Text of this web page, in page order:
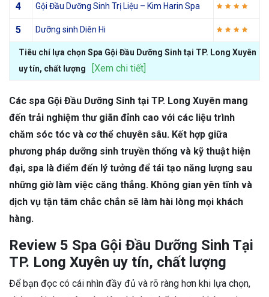
4 Gội Đầu Dưỡng Sinh Trị Liệu – Kim Harin Spa
5 Dưỡng sinh Diên Hi
Tiêu chí lựa chọn Spa Gội Đầu Dưỡng Sinh tại TP. Long Xuyên
uy tín, chất lượng
[Xem chi tiết]
Các spa Gội Đầu Dưỡng Sinh tại TP. Long Xuyên mang
đến trải nghiệm thư giãn đỉnh cao với các liệu trình
chăm sóc tóc và cơ thể chuyên sâu. Kết hợp giữa
phương pháp dưỡng sinh truyền thống và kỹ thuật hiện
đại, spa là điểm đến lý tưởng để tái tạo năng lượng sau
những giờ làm việc căng thẳng. Không gian yên tĩnh và
dịch vụ tận tâm chắc chắn sẽ làm hài lòng mọi khách
hàng.
Review 5 Spa Gội Đầu Dưỡng Sinh Tại
TP. Long Xuyên uy tín, chất lượng
Để bạn đọc có cái nhìn đầy đủ và rõ ràng hơn khi lựa chọn,